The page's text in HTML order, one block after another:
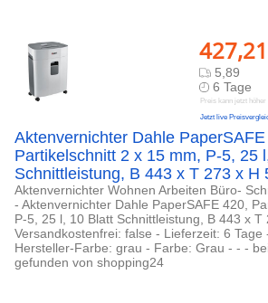
427,21
5,89
6 Tage
Preis kann jetzt höher
Jetzt live
Aktenvernichter Dahle
Partikelschnitt 2 x 15 mm, P-5, 25
Schnittleistung, B 443 x T 273 x H
Aktenvernichter Wohnen Arbeiten Büro-
- Aktenvernichter Dahle PaperSAFE 420,
P-5, 25 l, 10 Blatt Schnittleistung, B 443 x T
Versandkostenfrei: false - Lieferzeit: 6
Hersteller-Farbe: grau - Farbe: Grau - - -
gefunden von shopping24